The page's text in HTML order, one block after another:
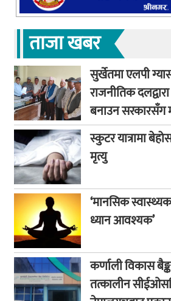
ताजा खबर
सुर्खेतमा एलपी
राजनीतिक
बनाउन सरकारसँग
स्कुटर यात्रामा
मृत्यु
‘मानसिक
ध्यान आवश्यक’
कर्णाली विकास
तत्कालीन